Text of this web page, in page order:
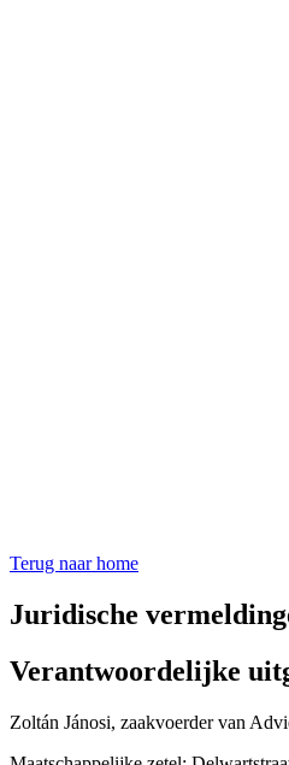
Terug naar home
Juridische
Verantwoordelijke
Zoltán Jánosi, zaakvoerder van